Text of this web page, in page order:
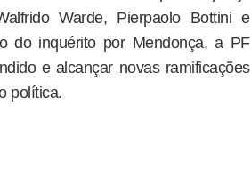
Warde, Pierpaolo Bottini e
do inquérito por Mendonça, a PF
e alcançar novas ramificações
política.